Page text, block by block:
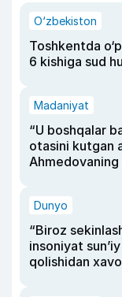
O‘zbekiston
Toshkentda
6 kishiga sud
Madaniyat
“U boshqalar
otasini kutgan
Dunyo
“Biroz
insoniyat
qolishidan